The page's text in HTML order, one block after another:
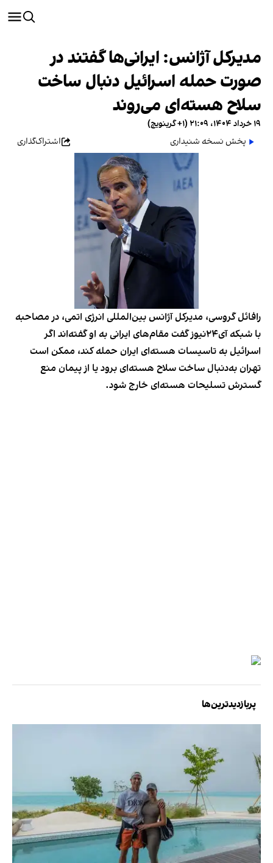
مدیرکل آژانس: ایرانی‌ها گفتند در
صورت حمله اسرائیل دنبال ساخت
سلاح هسته‌ای می‌روند
۱۹ خرداد ۱۴۰۴، ۲۱:۰۹ (‎+۱ گرینویچ)
پخش نسخه شنیداری
اشتراک‌گذاری
رافائل گروسی، مدیرکل آژانس بین‌المللی انرژی اتمی، در مصاحبه
با شبکه آی۲۴نیوز گفت مقام‌های ایرانی به او گفته‌اند اگر
اسرائیل به تاسیسات هسته‌ای ایران حمله کند، ممکن است
تهران به‌دنبال ساخت سلاح هسته‌ای برود یا از پیمان منع
گسترش تسلیحات هسته‌ای خارج شود.
پربازدیدترین‌ها